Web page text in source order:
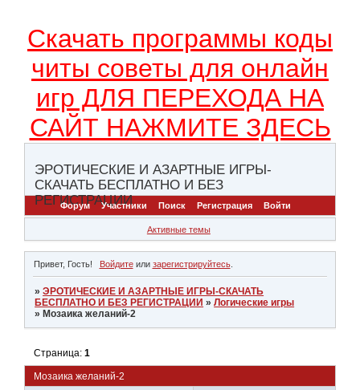
Скачать программы коды
читы советы для онлайн
игр ДЛЯ ПЕРЕХОДА НА
САЙТ НАЖМИТЕ ЗДЕСЬ
ЭРОТИЧЕСКИЕ И АЗАРТНЫЕ ИГРЫ-
СКАЧАТЬ БЕСПЛАТНО И БЕЗ
РЕГИСТРАЦИИ
Форум Участники Поиск Регистрация Войти
Активные темы
Привет, Гость! Войдитеили зарегистрируйтесь.
»ЭРОТИЧЕСКИЕ И АЗАРТНЫЕ ИГРЫ-СКАЧАТЬ
БЕСПЛАТНО И БЕЗ РЕГИСТРАЦИИ »Логические игры
» Мозаика желаний-2
Мозаика желаний-2
Страница:1